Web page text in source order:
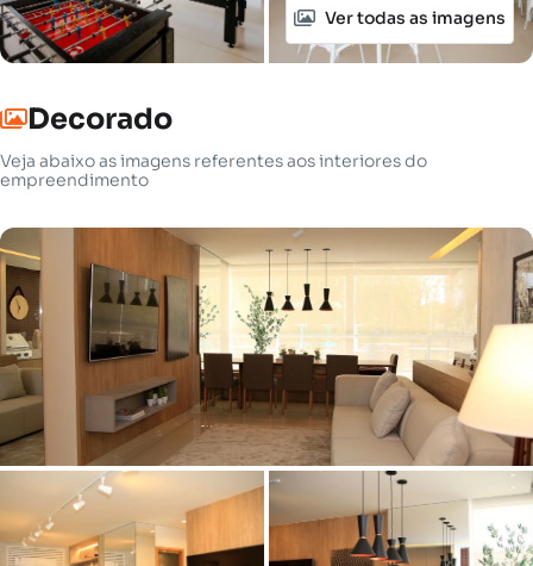
Ver todas as imagens
Decorado
Veja abaixo as imagens referentes aos interiores do
empreendimento